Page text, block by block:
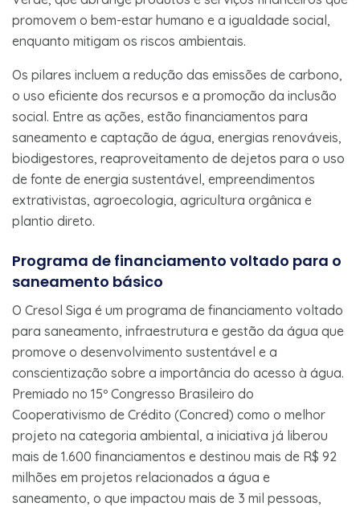
promovem o bem-estar humano e a igualdade social,
enquanto mitigam os riscos ambientais.
Os pilares incluem a redução das emissões de carbono,
o uso eficiente dos recursos e a promoção da inclusão
social. Entre as ações, estão financiamentos para
saneamento e captação de água, energias renováveis,
biodigestores, reaproveitamento de dejetos para o uso
de fonte de energia sustentável, empreendimentos
extrativistas, agroecologia, agricultura orgânica e
plantio direto.
Programa de financiamento voltado para o
saneamento básico
O Cresol Siga é um programa de financiamento voltado
para saneamento, infraestrutura e gestão da água que
promove o desenvolvimento sustentável e a
conscientização sobre a importância do acesso à água.
Premiado no 15º Congresso Brasileiro do
Cooperativismo de Crédito (Concred) como o melhor
projeto na categoria ambiental, a iniciativa já liberou
mais de 1.600 financiamentos e destinou mais de R$ 92
milhões em projetos relacionados a água e
saneamento, o que impactou mais de 3 mil pessoas,